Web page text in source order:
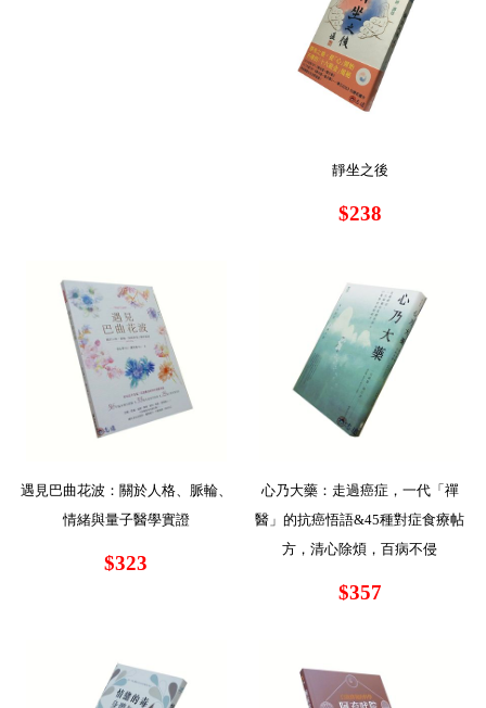
靜坐之後
$238
遇見巴曲花波：關於人格、脈輪、
情緒與量子醫學實證
$323
心乃大藥：走過癌症，一代「禪
醫」的抗癌悟語&45種對症食療帖
方，清心除煩，百病不侵
$357